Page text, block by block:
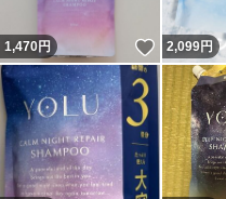
1,470円 いいね！
2,099円